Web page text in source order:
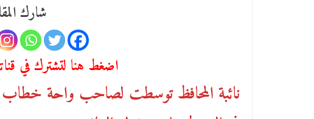
شارك
اضغط هنا لتشترك في
نائبة المحافظ توسطت لصاحب واحة